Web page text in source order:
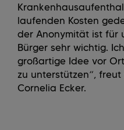
laufenden Kosten
der Anonymität ist für
Bürger sehr wichtig.
großartige Idee vor
zu unterstützen“, freut
Cornelia Ecker.